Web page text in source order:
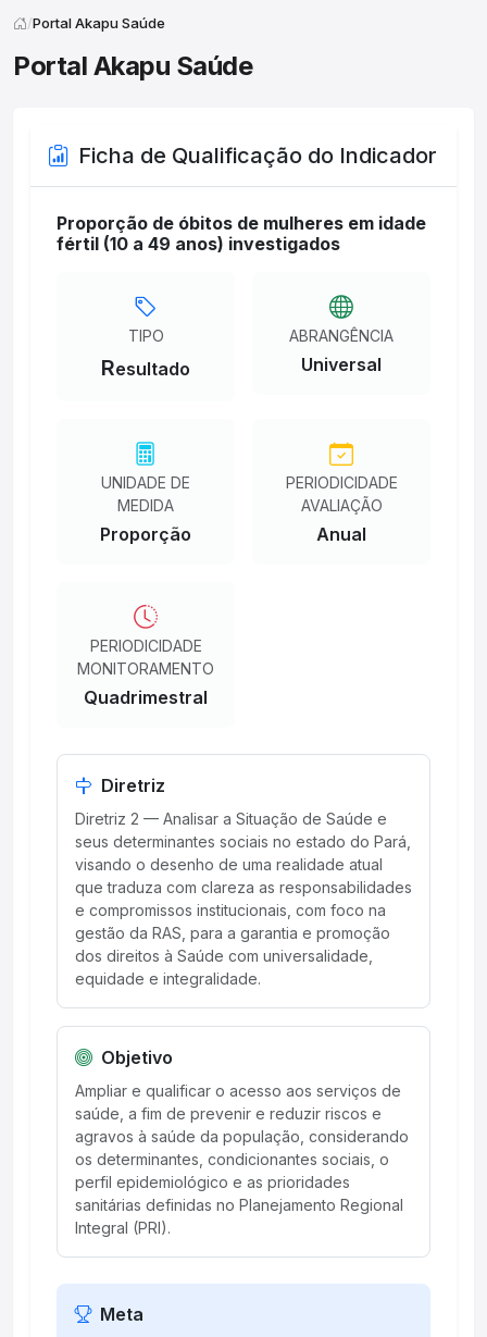
Portal Akapu Saúde
Portal Akapu Saúde
Ficha de Qualificação do Indicador
Proporção de óbitos de mulheres em idade
fértil (10 a 49 anos) investigados
TIPO
Resultado
ABRANGÊNCIA
Universal
UNIDADE DE
MEDIDA
Proporção
PERIODICIDADE
AVALIAÇÃO
Anual
PERIODICIDADE
MONITORAMENTO
Quadrimestral
Diretriz
Diretriz 2 — Analisar a Situação de Saúde e
seus determinantes sociais no estado do Pará,
visando o desenho de uma realidade atual
que traduza com clareza as responsabilidades
e compromissos institucionais, com foco na
gestão da RAS, para a garantia e promoção
dos direitos à Saúde com universalidade,
equidade e integralidade.
Objetivo
Ampliar e qualificar o acesso aos serviços de
saúde, a fim de prevenir e reduzir riscos e
agravos à saúde da população, considerando
os determinantes, condicionantes sociais, o
perfil epidemiológico e as prioridades
sanitárias definidas no Planejamento Regional
Integral (PRI).
Meta